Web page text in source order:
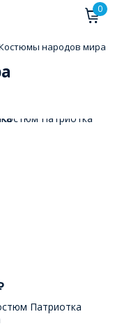
0
народов мира
Патриотка